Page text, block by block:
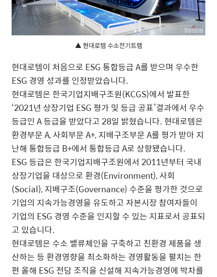
▲ 현대로템 수소전기트램
현대로템이 처음으로 ESG 통합등급 A를 받으며 우수한
ESG 경영 성과를 인정받았습니다.
현대로템은 한국기업지배구조원(KCGS)에서 발표한
‘2021년 상장기업 ESG 평가 및 등급 공표’결과에서 우수
등급인 A 등급을 받았다고 28일 밝혔습니다. 현대로템은
환경부문 A, 사회부문 A+, 지배구조부문 A를 평가 받아 지
난해 통합등급 B+에서 통합등급 A로 상향됐습니다.
ESG 등급은 한국기업지배구조원에서 2011년부터 국내
상장기업을 대상으로 환경(Environment), 사회
(Social), 지배구조(Governance) 수준을 평가한 것으로
기업의 지속가능경영을 유도하고 자본시장 참여자들이
기업의 ESG 경영 수준을 인지할 수 있는 지표로서 공표되
고 있습니다.
현대로템은 수소 밸류체인을 구축하고 친환경 제품을 생
산하는 등 환경영향을 최소화하는 경영활동을 펼치는 한
편 올해 ESG 전담 조직을 신설해 지속가능경영에 박차를